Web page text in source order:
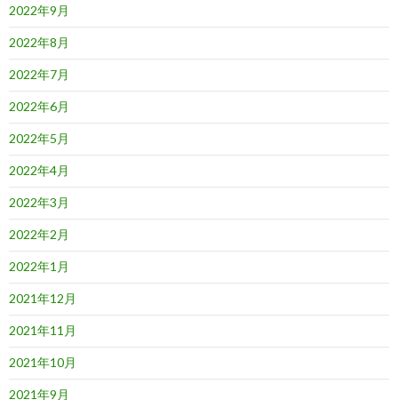
2022年9月
2022年8月
2022年7月
2022年6月
2022年5月
2022年4月
2022年3月
2022年2月
2022年1月
2021年12月
2021年11月
2021年10月
2021年9月